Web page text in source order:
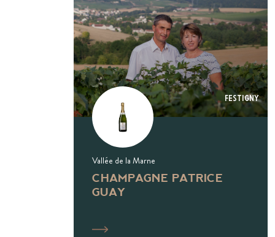
Festigny
Vallée de la Marne
CHAMPAGNE PATRICE
GUAY